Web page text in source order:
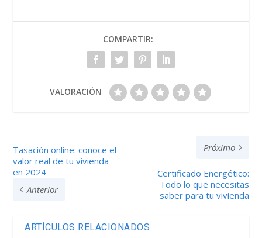
COMPARTIR:
VALORACIÓN
Tasación online: conoce el
valor real de tu vivienda
en 2024
Anterior
Próximo
Certificado Energético:
Todo lo que necesitas
saber para tu vivienda
ARTÍCULOS RELACIONADOS